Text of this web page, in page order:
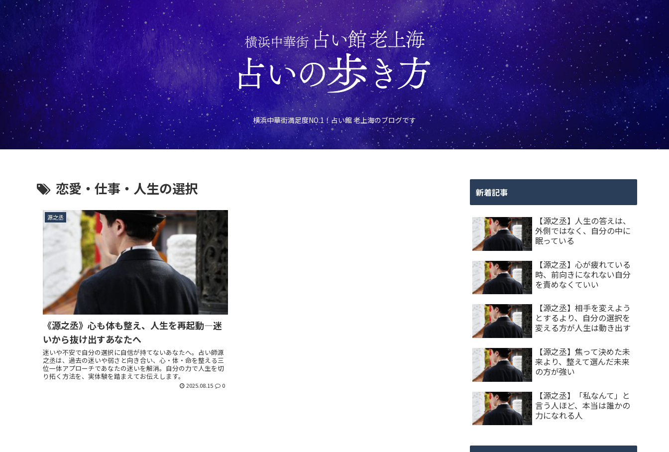
横浜中華街満足度NO.1！占い館 老上海のブログです
恋愛・仕事・人生の選択
源之丞
《源之丞》心も体も整え、人生を再起動―迷
いから抜け出すあなたへ
迷いや不安で自分の選択に自信が持てないあなたへ。占い師源
之丞は、過去の迷いや弱さと向き合い、心・体・命を整える三
位一体アプローチであなたの迷いを解消。自分の力で人生を切
り拓く方法を、実体験を踏まえてお伝えします。
2025.08.15 0
新着記事
【源之丞】人生の答えは、
外側ではなく、自分の中に
眠っている
【源之丞】心が疲れている
時、前向きになれない自分
を責めなくていい
【源之丞】相手を変えよう
とするより、自分の選択を
変える方が人生は動き出す
【源之丞】焦って決めた未
来より、整えて選んだ未来
の方が強い
【源之丞】「私なんて」と
言う人ほど、本当は誰かの
力になれる人